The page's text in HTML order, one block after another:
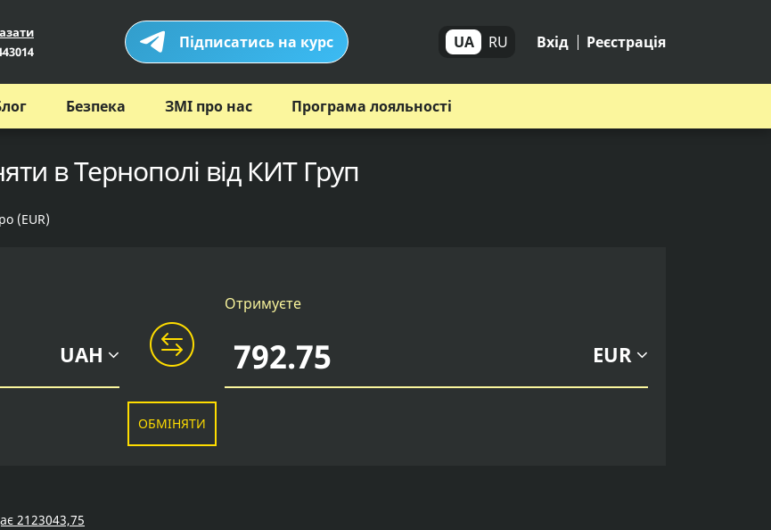
Підписатись на курс UA RU Вхід Реєстрація
Безпека ЗМІ про нас Програма лояльності
в Тернополі від КИТ Груп
(EUR)
UAH
Отримуєте
EUR
ОБМІНЯТИ
2123043,75